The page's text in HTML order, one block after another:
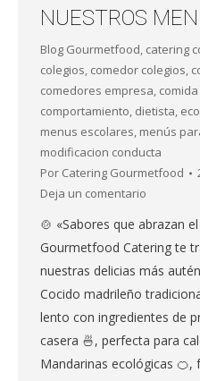
NUESTROS
Blog Gourmetfood, catering
colegios, comedor colegios,
comedores empresa,
comportamiento, dietista,
menus escolares, menús
modificacion conducta
Por Catering Gourmetfood
Deja un comentario
🍲 «Sabores que abrazan
Gourmetfood Catering te
nuestras delicias más
Cocido madrileño
lento con ingredientes de
casera 🍜, perfecta para
Mandarinas ecológicas 🍊,